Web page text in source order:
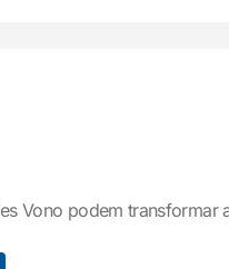
Vono podem transformar